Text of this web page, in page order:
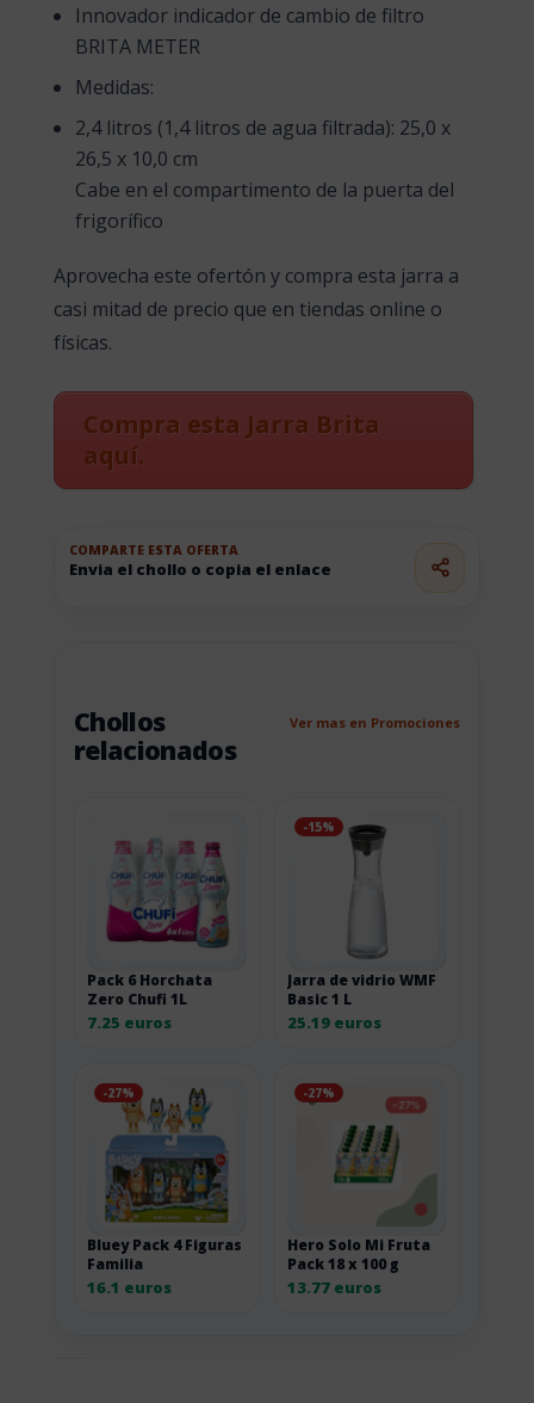
Innovador indicador de cambio de filtro
BRITA METER
Medidas:
2,4 litros (1,4 litros de agua filtrada): 25,0 x
26,5 x 10,0 cm
Cabe en el compartimento de la puerta del
frigorífico
Aprovecha este ofertón y compra esta jarra a
casi mitad de precio que en tiendas online o
físicas.
Compra esta Jarra Brita
aquí.
COMPARTE ESTA OFERTA
Envia el chollo o copia el enlace
Chollos
relacionados
Ver mas en Promociones
Pack 6 Horchata
Zero Chufi 1L
7.25 euros
-15%
Jarra de vidrio WMF
Basic 1 L
25.19 euros
-27%
Bluey Pack 4 Figuras
Familia
16.1 euros
-27%
Hero Solo Mi Fruta
Pack 18 x 100 g
13.77 euros